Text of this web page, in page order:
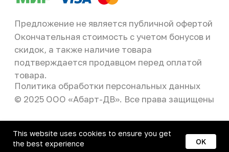
This website uses cookies to ensure you get
the best experience
OK